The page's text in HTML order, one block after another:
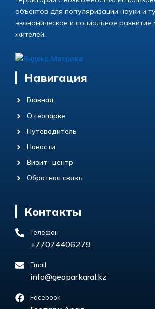
объектов для популяризации науки и
экономическое и социальное развитие
жителей.
Навигация
Главная
О геопарке
Путеводитель
Новости
Визит- центр
Обратная связь
Контакты
Телефон
+77074406279
Email
info@geoparkaral.kz
Facebook